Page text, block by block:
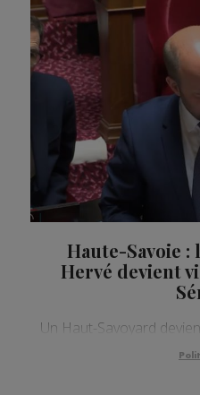
Haute-Savoie
Hervé devient
Un Haut-Savoyard